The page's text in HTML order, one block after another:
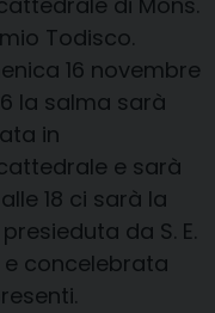
Todisco.
16 novembre
la salma sarà
in
e sarà
18 ci sarà la
da S. E.
e concelebrata